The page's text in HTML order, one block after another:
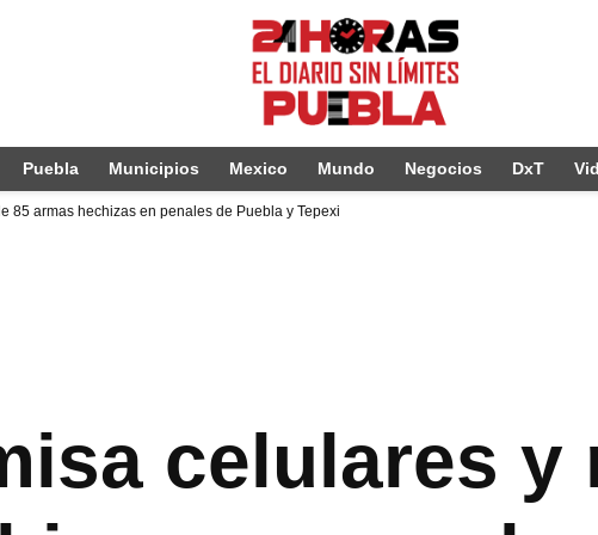
Puebla Municipios Mexico Mundo Negocios DxT
85 armas hechizas en penales de Puebla y Tepexi
celulares y